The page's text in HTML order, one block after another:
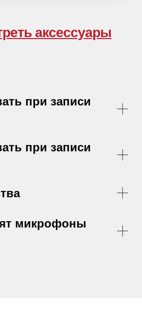
аксессуары
при записи
при записи
микрофоны
А.Ю.